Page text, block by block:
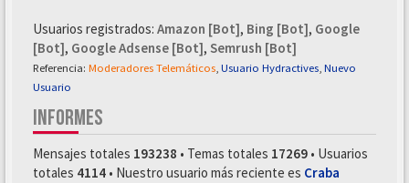
Usuarios registrados: Amazon [Bot], Bing [Bot], Google
[Bot], Google Adsense [Bot], Semrush [Bot]
Referencia: Moderadores Telemáticos Usuario Hydractives Nuevo
Usuario
INFORMES
Mensajes totales 193238 • Temas totales 17269 • Usuarios
totales 4114 • Nuestro usuario más reciente es Craba